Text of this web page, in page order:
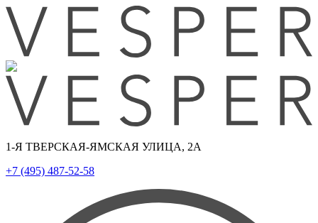
1-Я ТВЕРСКАЯ-ЯМСКАЯ УЛИЦА, 2А
+7 (495) 487-52-58